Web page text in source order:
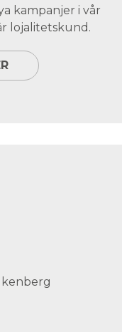
kampanjer i vår
lojalitetskund.